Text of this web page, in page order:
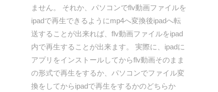
ません。 それか、パソコンでflv動画ファイルを
ipadで再生できるようにmp4へ変換後ipadへ転
送することが出来れば、flv動画ファイルをipad
内で再生することが出来ます。 実際に、ipadに
アプリをインストールしてからflv動画そのまま
の形式で再生をするか、パソコンでファイル変
換をしてからipadで再生をするかのどちらか